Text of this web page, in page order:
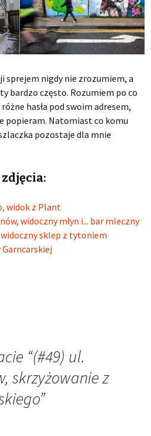
sprejem nigdy nie zrozumiem, a
bardzo często. Rozumiem po co
hasła pod swoim adresem,
popieram. Natomiast co komu
pozostaje dla mnie
widok z Plant
widoczny młyn i... bar mleczny
widoczny sklep z tytoniem
“(#49) ul.
skrzyżowanie z
”